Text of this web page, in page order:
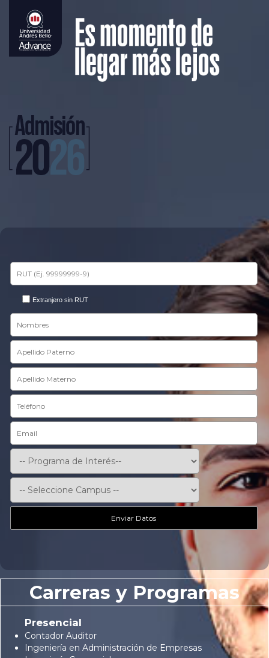
Carreras y Programas
Presencial
Contador Auditor
Ingeniería en Administración de Empresas
Extranjero sin RUT